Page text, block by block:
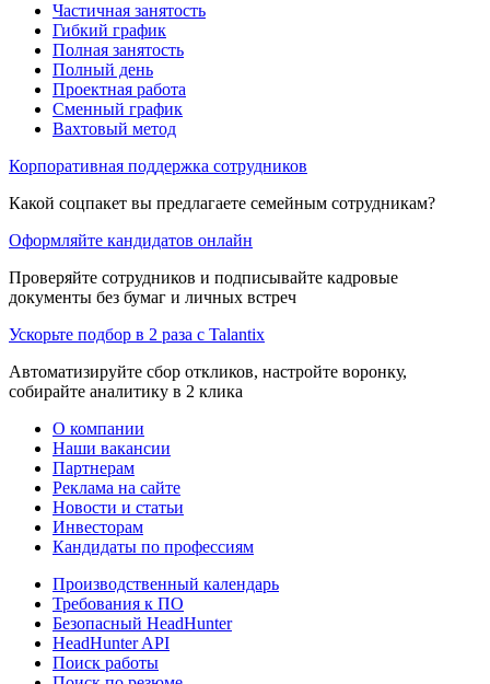
Частичная занятость
Гибкий график
Полная занятость
Полный день
Проектная работа
Сменный график
Вахтовый метод
Корпоративная поддержка сотрудников
Какой соцпакет вы предлагаете семейным сотрудникам?
Оформляйте кандидатов онлайн
Проверяйте сотрудников и подписывайте кадровые
документы без бумаг и личных встреч
Ускорьте подбор в 2 раза с Talantix
Автоматизируйте сбор откликов, настройте воронку,
собирайте аналитику в 2 клика
О компании
Наши вакансии
Партнерам
Реклама на сайте
Новости и статьи
Инвесторам
Кандидаты по профессиям
Производственный календарь
Требования к ПО
Безопасный HeadHunter
HeadHunter API
Поиск работы